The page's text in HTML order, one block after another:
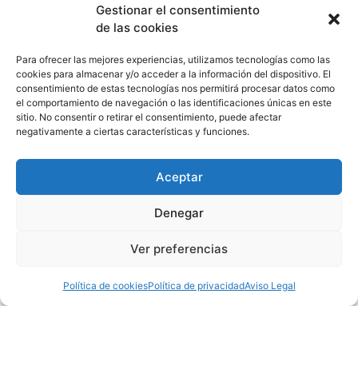
Gestionar el consentimiento
de las cookies
Para ofrecer las mejores experiencias, utilizamos tecnologías como las
cookies para almacenar y/o acceder a la información del dispositivo. El
consentimiento de estas tecnologías nos permitirá procesar datos como
el comportamiento de navegación o las identificaciones únicas en este
sitio. No consentir o retirar el consentimiento, puede afectar
negativamente a ciertas características y funciones.
Aceptar
Denegar
Ver preferencias
Política de cookiesPolítica de privacidadAviso Legal